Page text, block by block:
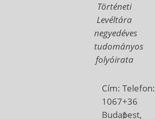
Történeti
Levéltára
negyedéves
tudományos
folyóirata
Cím:
1067
Budapest,
Telefon:
+36
1